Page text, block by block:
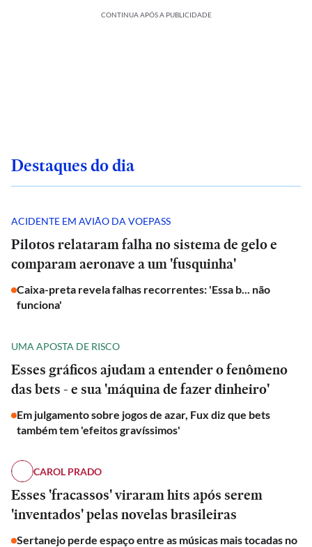
CONTINUA APÓS A PUBLICIDADE
Destaques do dia
ACIDENTE EM AVIÃO DA VOEPASS
Pilotos relataram falha no sistema de gelo e
comparam aeronave a um 'fusquinha'
Caixa-preta revela falhas recorrentes: 'Essa b... não
funciona'
UMA APOSTA DE RISCO
Esses gráficos ajudam a entender o fenômeno
das bets - e sua 'máquina de fazer dinheiro'
Em julgamento sobre jogos de azar, Fux diz que bets
também tem 'efeitos gravíssimos'
CAROL PRADO
Esses 'fracassos' viraram hits após serem
'inventados' pelas novelas brasileiras
Sertanejo perde espaço entre as músicas mais tocadas no